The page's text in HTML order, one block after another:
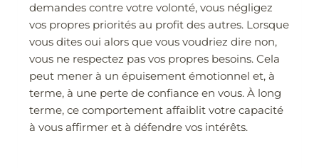
demandes contre votre volonté, vous négligez
vos propres priorités au profit des autres. Lorsque
vous dites oui alors que vous voudriez dire non,
vous ne respectez pas vos propres besoins. Cela
peut mener à un épuisement émotionnel et, à
terme, à une perte de confiance en vous. À long
terme, ce comportement affaiblit votre capacité
à vous affirmer et à défendre vos intérêts.